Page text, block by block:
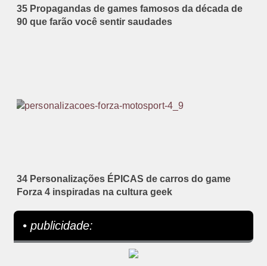
35 Propagandas de games famosos da década de
90 que farão você sentir saudades
34 Personalizações ÉPICAS de carros do game
Forza 4 inspiradas na cultura geek
• publicidade: